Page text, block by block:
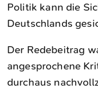
Politik kann die
Deutschlands
Der Redebeitrag
angesprochene
durchaus